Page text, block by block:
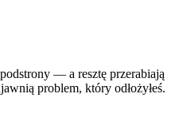
— a resztę przerabiają
problem, który odłożyłeś.